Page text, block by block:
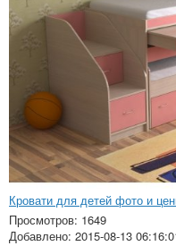
Кровати для детей фото и
Просмотров: 1649
Добавлено: 2015-08-13